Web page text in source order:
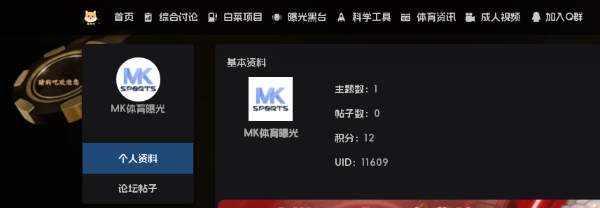
首页 综合讨论 白菜项目 曝光黑台 科学工具 体育资讯 成人视频 加入Q群
MK体育曝光
个人资料
论坛帖子
基本资料
MK体育曝光
主题数： 1
帖子数： 0
积分： 12
UID： 11609